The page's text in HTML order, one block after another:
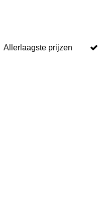
Allerlaagste prijzen